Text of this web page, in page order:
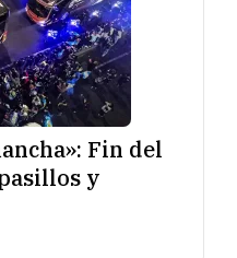
Fin del
y